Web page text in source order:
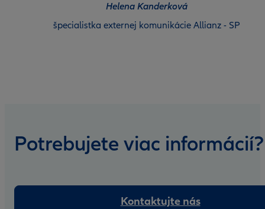
Helena Kanderková
špecialistka externej komunikácie Allianz - SP
Potrebujete viac informácií?
Kontaktujte nás